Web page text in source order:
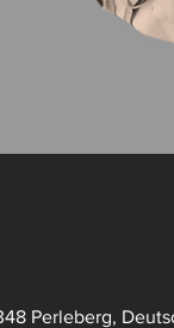
Perleberg,